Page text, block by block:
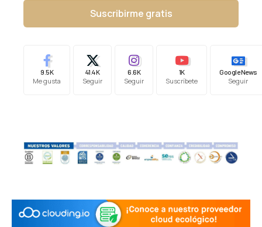
Suscribirme gratis
9.5K
Me gusta
41.4K
Seguir
6.6K
Seguir
1K
Suscríbete
Google News
Seguir